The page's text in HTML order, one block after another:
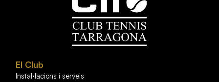
El Club
Instal·lacions i serveis